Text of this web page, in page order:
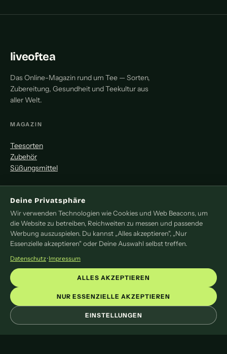
liveoftea
Das Online-Magazin rund um Tee — Sorten,
Zubereitung, Gesundheit und Teekultur aus
aller Welt.
MAGAZIN
Teesorten
Zubehör
Süßungsmittel
Redaktion
Pressemitteilung
Newsletter
Kontakt
LEGAL
Impressum
Datenschutz
Cookie-Einstellungen
Deine Privatsphäre
Wir verwenden Technologien wie Cookies und Web Beacons, um
die Website zu betreiben, Reichweiten zu messen und passende
Werbung auszuspielen. Du kannst „Alles akzeptieren", „Nur
Essenzielle akzeptieren" oder Deine Auswahl selbst treffen.
Datenschutz·Impressum
EINSTELLUNGEN
NUR ESSENZIELLE AKZEPTIEREN
ALLES AKZEPTIEREN